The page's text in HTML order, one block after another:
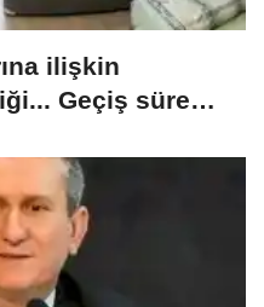
ilişkin
Geçiş süresi